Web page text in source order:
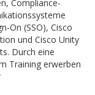
Compliance-
On (SSO), Cisco
und Cisco Unity
Durch eine
Training erwerben